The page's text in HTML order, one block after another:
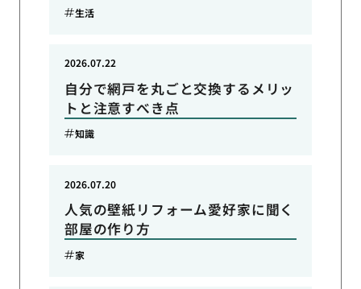
生活
自分で網戸を丸ごと交換するメリッ
トと注意すべき点
2026.07.22
知識
人気の壁紙リフォーム愛好家に聞く
部屋の作り方
2026.07.20
家